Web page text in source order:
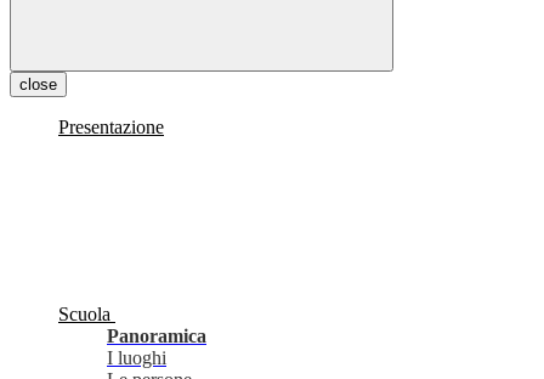
close
Presentazione
Scuola
Panoramica
I luoghi